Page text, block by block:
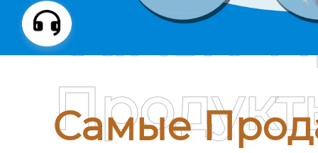
Самые
Самые